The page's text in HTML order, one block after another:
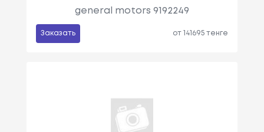
general motors 9192249
Заказать от 141695 тенге